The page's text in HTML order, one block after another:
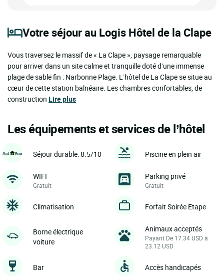
Votre séjour au Logis Hôtel de la Clape
Vous traversez le massif de « La Clape », paysage remarquable
pour arriver dans un site calme et tranquille doté d’une immense
plage de sable fin : Narbonne Plage. L’hôtel de La Clape se situe au
cœur de cette station balnéaire. Les chambres confortables, de
construction Lire plus
Les équipements et services de l’hôtel
Séjour durable: 8.5/10 Piscine en plein air
WIFI
Gratuit
Parking privé
Gratuit
Climatisation Forfait Soirée Etape
Borne électrique
voiture
Animaux acceptés
Payant De 17.34 USD à
23.12 USD
Bar Accès handicapés